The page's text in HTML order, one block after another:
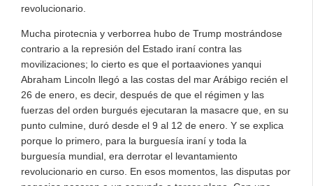
revolucionario.
Mucha pirotecnia y verborrea hubo de Trump mostrándose
contrario a la represión del Estado iraní contra las
movilizaciones; lo cierto es que el portaaviones yanqui
Abraham Lincoln llegó a las costas del mar Arábigo recién el
26 de enero, es decir, después de que el régimen y las
fuerzas del orden burgués ejecutaran la masacre que, en su
punto culmine, duró desde el 9 al 12 de enero. Y se explica
porque lo primero, para la burguesía iraní y toda la
burguesía mundial, era derrotar el levantamiento
revolucionario en curso. En esos momentos, las disputas por